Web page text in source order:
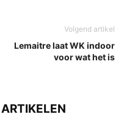
Volgend artikel
Lemaitre laat WK indoor
voor wat het is